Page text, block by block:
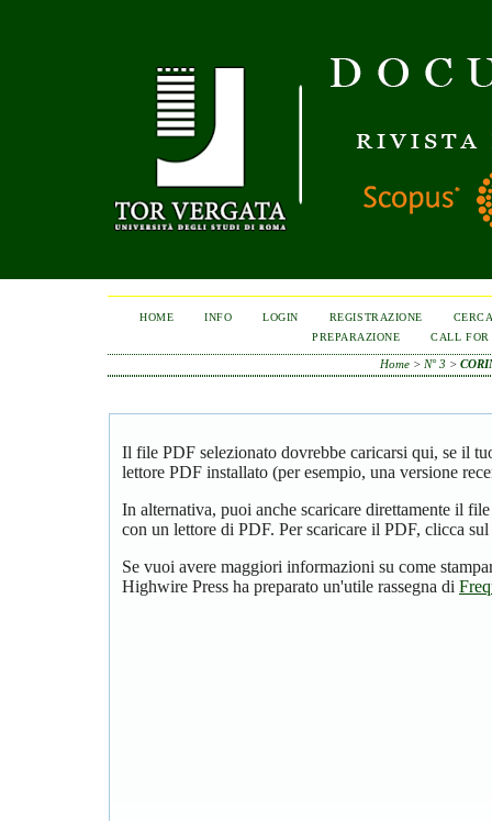
HOME INFO LOGIN REGISTRAZIONE
PREPARAZIONE
CALL FOR
Home> N° 3 >
Il file PDF selezionato dovrebbe caricarsi qui, se il
lettore PDF installato (per esempio, una versione
In alternativa, puoi anche scaricare direttamente il
con un lettore di PDF. Per scaricare il PDF, clicca
Se vuoi avere maggiori informazioni su come
Highwire Press ha preparato un'utile rassegna di